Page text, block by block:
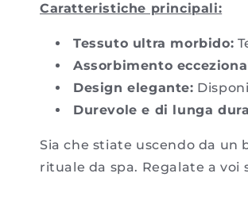
Caratteristiche principali:
Tessuto ultra morbido:
Assorbimento
Design elegante:
Durevole e di lunga
Sia che stiate uscendo da
rituale da spa. Regalate a voi